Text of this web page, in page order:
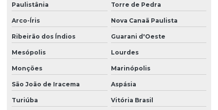
Paulistânia Torre de Pedra
Arco-Íris Nova Canaã Paulista
Ribeirão dos Índios Guarani d'Oeste
Mesópolis Lourdes
Monções Marinópolis
São João de Iracema Aspásia
Turiúba Vitória Brasil